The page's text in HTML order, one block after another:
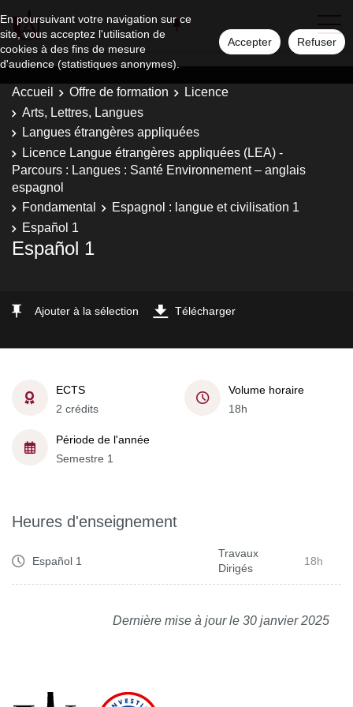
En poursuivant votre navigation sur ce
site, vous acceptez l'utilisation de
cookies à des fins de mesure
d'audience (statistiques anonymes).
Accepter Refuser
Accueil Offre de formation
Licence
Arts, Lettres, Langues
Langues étrangères appliquées
Licence Langue étrangères appliquées (LEA) -
Parcours : Langues : Santé Environnement – anglais
espagnol
Fondamental
Espagnol : langue et civilisation 1
Español 1
Español 1
Ajouter à la sélection Télécharger
ECTS
2 crédits
Volume horaire
18h
Période de l'année
Semestre 1
Heures d'enseignement
Español 1
Travaux
Dirigés
18h
Dernière mise à jour le 30 janvier 2025